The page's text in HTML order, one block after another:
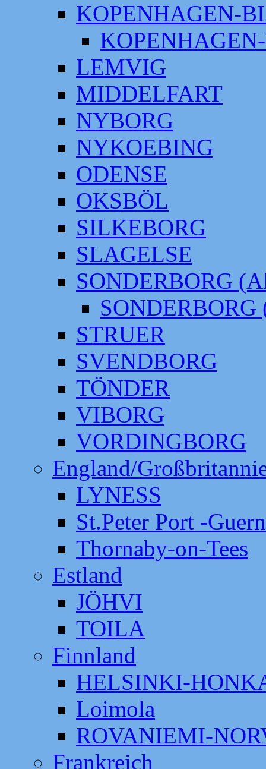
KOPENHAGEN-
LEMVIG
MIDDELFART
NYBORG
NYKOEBING
ODENSE
OKSBÖL
SILKEBORG
SLAGELSE
SONDERBORG
SONDERBORG
STRUER
SVENDBORG
TÖNDER
VIBORG
VORDINGBORG
England/
LYNESS
St.Peter Port -
Thornaby-on-Tees
Estland
JÖHVI
TOILA
Finnland
HELSINKI-
Loimola
ROVANIEMI-
Frankreich